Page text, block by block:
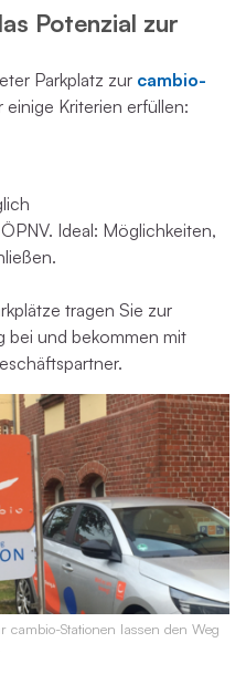
Potenzial zur
Parkplatz zur cambio-
einige Kriterien erfüllen:
Ideal: Möglichkeiten,
tragen Sie zur
bei und bekommen mit
Stationen lassen den Weg